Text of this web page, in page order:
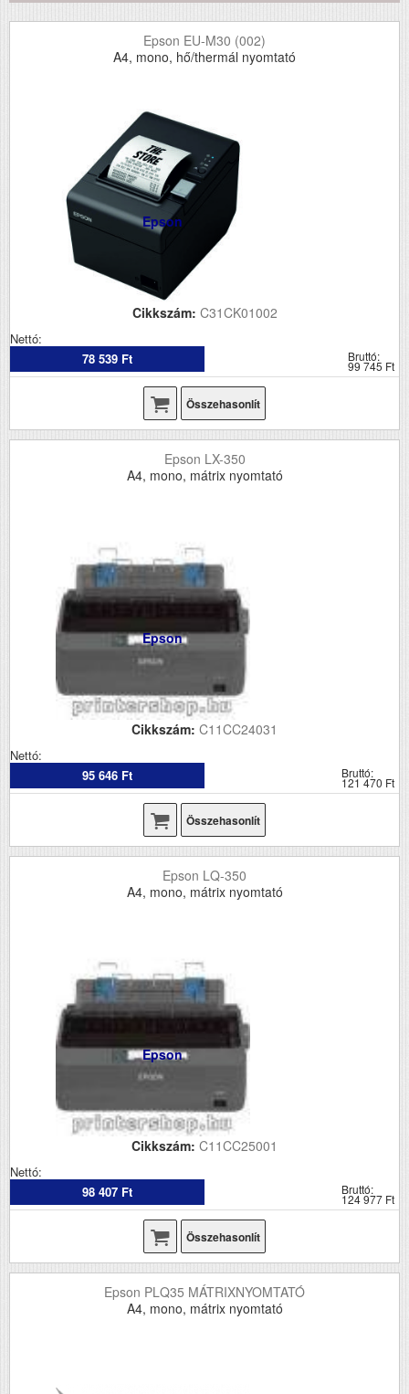
Epson EU-M30 (002)
A4, mono, hő/thermál nyomtató
Epson
Cikkszám: C31CK01002
Nettó:
78 539 Ft
Bruttó:
99 745 Ft
Összehasonlít
Epson LX-350
A4, mono, mátrix nyomtató
Epson
Cikkszám: C11CC24031
Nettó:
95 646 Ft
Bruttó:
121 470 Ft
Összehasonlít
Epson LQ-350
A4, mono, mátrix nyomtató
Epson
Cikkszám: C11CC25001
Nettó:
98 407 Ft
Bruttó:
124 977 Ft
Összehasonlít
Epson PLQ35 MÁTRIXNYOMTATÓ
A4, mono, mátrix nyomtató